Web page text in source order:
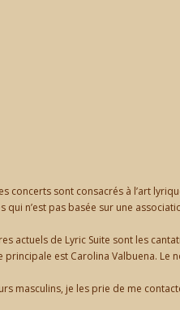
concerts sont consacrés à l’art
n’est pas basée sur une
actuels de Lyric Suite sont les
principale est Carolina Valbuena. Le
masculins, je les prie de me